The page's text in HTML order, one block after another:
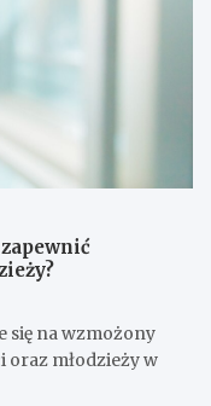
się na wzmożony
młodzieży w